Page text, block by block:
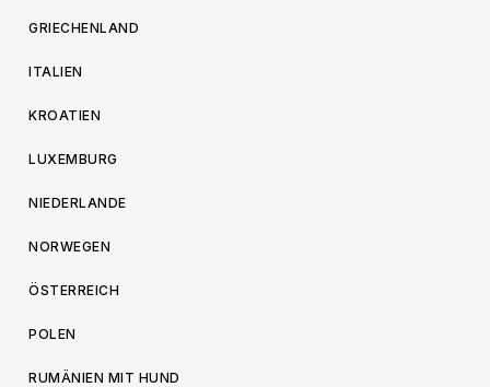
GRIECHENLAND
ITALIEN
KROATIEN
LUXEMBURG
NIEDERLANDE
NORWEGEN
ÖSTERREICH
POLEN
RUMÄNIEN MIT HUND